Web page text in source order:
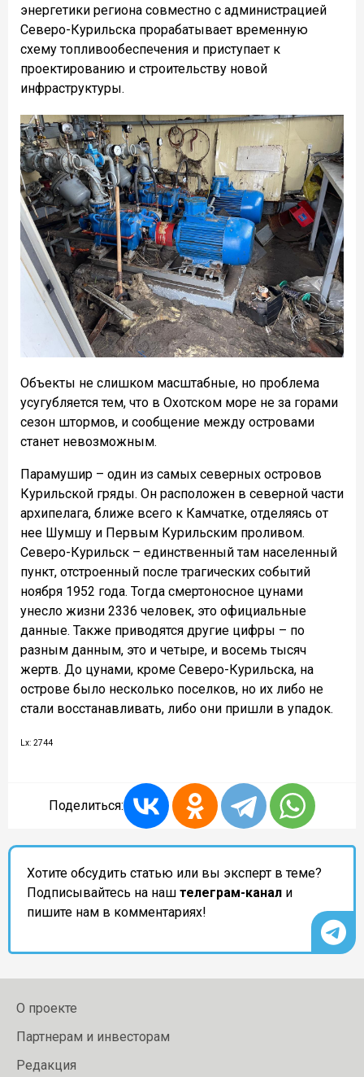
энергетики региона совместно с администрацией
Северо-Курильска прорабатывает временную
схему топливообеспечения и приступает к
проектированию и строительству новой
инфраструктуры.
Объекты не слишком масштабные, но проблема
усугубляется тем, что в Охотском море не за горами
сезон штормов, и сообщение между островами
станет невозможным.
Парамушир – один из самых северных островов
Курильской гряды. Он расположен в северной части
архипелага, ближе всего к Камчатке, отделяясь от
нее Шумшу и Первым Курильским проливом.
Северо-Курильск – единственный там населенный
пункт, отстроенный после трагических событий
ноября 1952 года. Тогда смертоносное цунами
унесло жизни 2336 человек, это официальные
данные. Также приводятся другие цифры – по
разным данным, это и четыре, и восемь тысяч
жертв. До цунами, кроме Северо-Курильска, на
острове было несколько поселков, но их либо не
стали восстанавливать, либо они пришли в упадок.
Lx: 2744
Поделиться:
Хотите обсудить статью или вы эксперт в теме?
Подписывайтесь на наш телеграм-канал и
пишите нам в комментариях!
О проекте
Партнерам и инвесторам
Редакция